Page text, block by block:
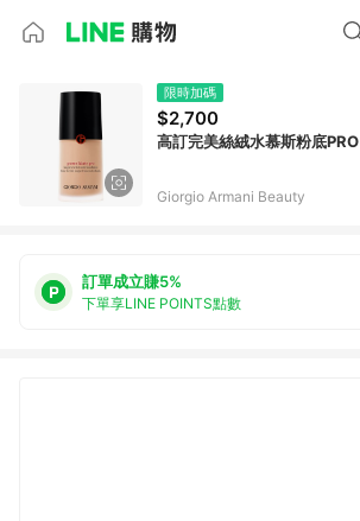
限時加碼
$2,700
高訂完美絲絨水慕斯粉底PRO
Giorgio Armani Beauty
訂單成立賺5%
下單享LINE POINTS點數